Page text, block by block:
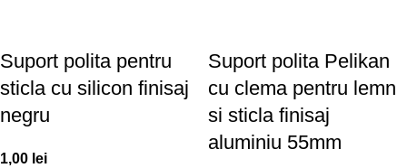
Suport polita pentru
sticla cu silicon finisaj
negru
1,00 lei
Suport polita Pelikan
cu clema pentru lemn
si sticla finisaj
aluminiu 55mm